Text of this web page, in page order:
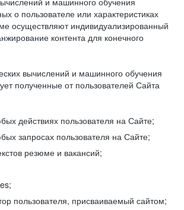
о пользователе или характеристиках
осуществляют индивидуализированный
контента для конечного
вычислений и машинного обучения
полученные от пользователей Сайта
действиях пользователя на Сайте;
запросах пользователя на Сайте;
резюме и вакансий;
пользователя, присваиваемый сайтом;